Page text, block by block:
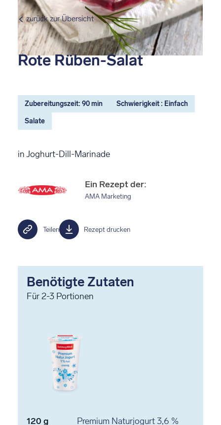
zurück zur Übersicht
Rote Rüben-Salat
Zubereitungszeit: 90 min Schwierigkeit : Einfach
Salate
in Joghurt-Dill-Marinade
Ein Rezept der:
AMA Marketing
Teilen Rezept drucken
Benötigte Zutaten
Für2-3 Portionen
120 g Premium Naturjogurt3,6 %